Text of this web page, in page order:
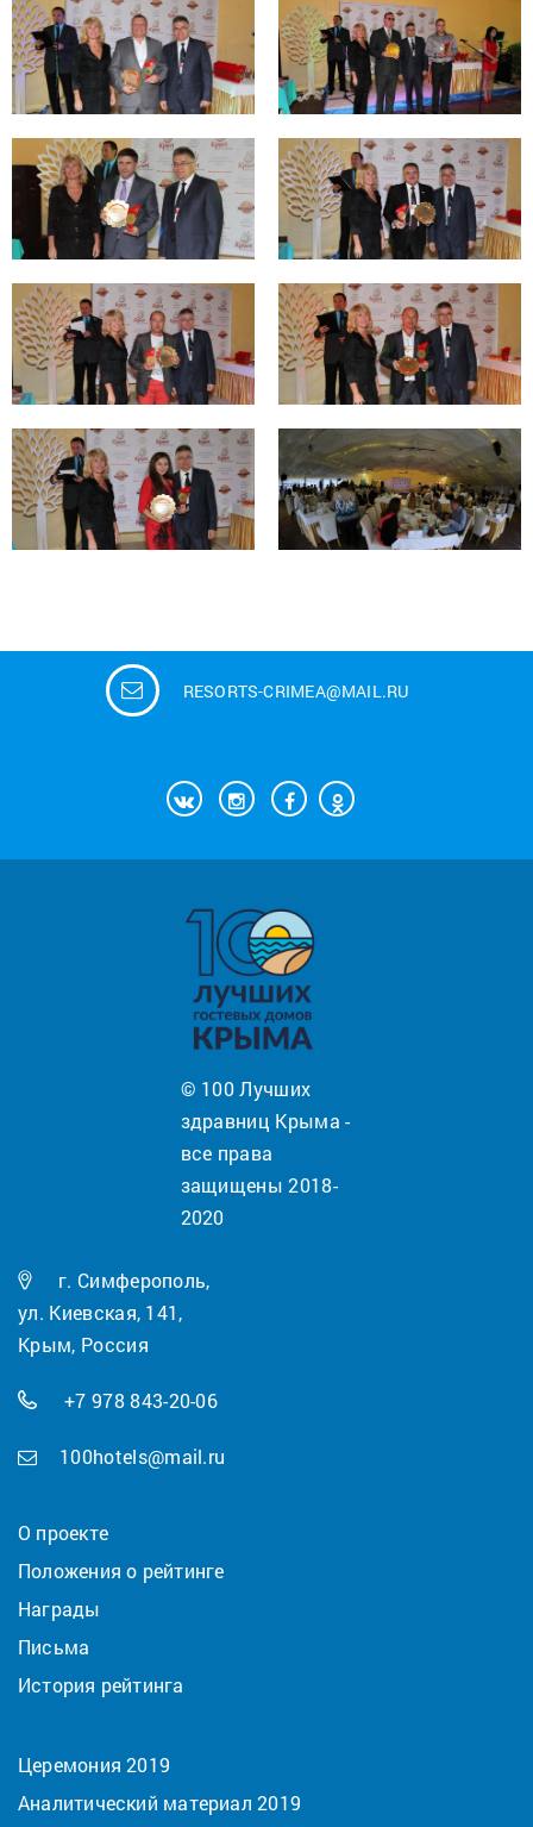
RESORTS-CRIMEA@MAIL.RU
© 100 Лучших
здравниц Крыма -
все права
защищены 2018-
2020
г. Симферополь,
ул. Киевская, 141,
Крым, Россия
+7 978 843-20-06
100hotels@mail.ru
О проекте
Положения о рейтинге
Награды
Письма
История рейтинга
Церемония 2019
Аналитический материал 2019